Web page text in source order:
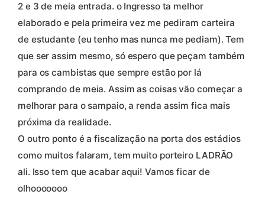
2 e 3 de meia entrada. o Ingresso ta melhor
elaborado e pela primeira vez me pediram carteira
de estudante (eu tenho mas nunca me pediam). Tem
que ser assim mesmo, só espero que peçam também
para os cambistas que sempre estão por lá
comprando de meia. Assim as coisas vão começar a
melhorar para o sampaio, a renda assim fica mais
próxima da realidade.
O outro ponto é a fiscalização na porta dos estádios
como muitos falaram, tem muito porteiro LADRÃO
ali. Isso tem que acabar aqui! Vamos ficar de
olhooooooo